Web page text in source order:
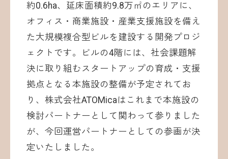
約0.6ha、延床面積約9.8万㎡のエリアに、
オフィス・商業施設・産業支援施設を備え
た大規模複合型ビルを建設する開発プロジ
ェクトです。ビルの4階には、社会課題解
決に取り組むスタートアップの育成・支援
拠点となる本施設の整備が予定されてお
り、株式会社ATOMicaはこれまで本施設の
検討パートナーとして関わって参りました
が、今回運営パートナーとしての参画が決
定いたしました。